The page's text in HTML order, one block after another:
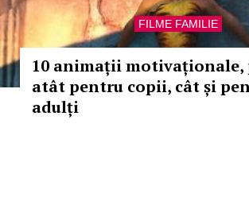
FILME FAMILIE
10 animații
atât pentru copii, cât și
adulți